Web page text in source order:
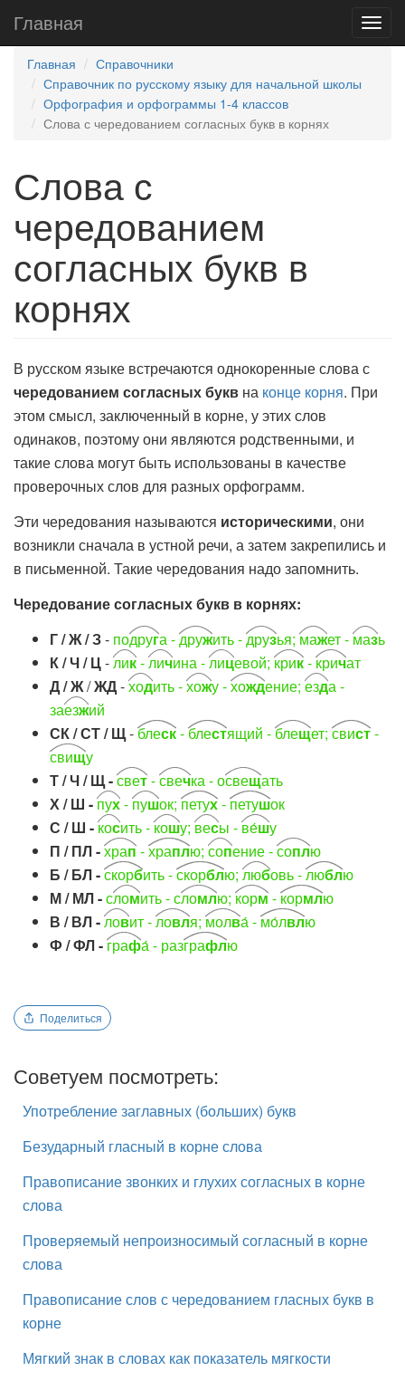
Главная
Главная
Справочники
Справочник по русскому языку для начальной школы
Орфография и орфограммы 1-4 классов
Слова с чередованием согласных букв в корнях
Слова с
чередованием
согласных букв в
корнях
В русском языке встречаются однокоренные слова с
чередованием согласных букв на конце корня. При
этом смысл, заключенный в корне, у этих слов
одинаков, поэтому они являются родственными, и
такие слова могут быть использованы в качестве
проверочных слов для разных орфограмм.
Эти чередования называются историческими, они
возникли сначала в устной речи, а затем закрепились и
в письменной. Такие чередования надо запомнить.
Чередование согласных букв в корнях:
Г / Ж / З- подруга -дружить -друзья; мажет -мазь
К / Ч / Ц-лик-личина -лицевой; крик-кричат
Д / Ж/ЖД-ходить -хожу -хождение; езда -
заезжий
СК / СТ / Щ-блеск-блестящий -блещет; свист-
свищу
Т / Ч / Щ -свет-свечка - освещать
Х / Ш -пух-пушок; петух-петушок
С / Ш -косить -кошу; весы -ве́шу
П / ПЛ -храп-храплю; сопение -соплю
Б / БЛ -скорбить -скорблю; любовь -люблю
М / МЛ -сломить - сломлю; корм-кормлю
В / ВЛ -ловит -ловля; молва́ -мо́лвлю
Ф / ФЛ -графа́ - разграфлю
Поделиться
Советуем посмотреть:
Употребление заглавных (больших) букв
Безударный гласный в корне слова
Правописание звонких и глухих согласных в корне
слова
Проверяемый непроизносимый согласный в корне
слова
Правописание слов с чередованием гласных букв в
корне
Мягкий знак в словах как показатель мягкости